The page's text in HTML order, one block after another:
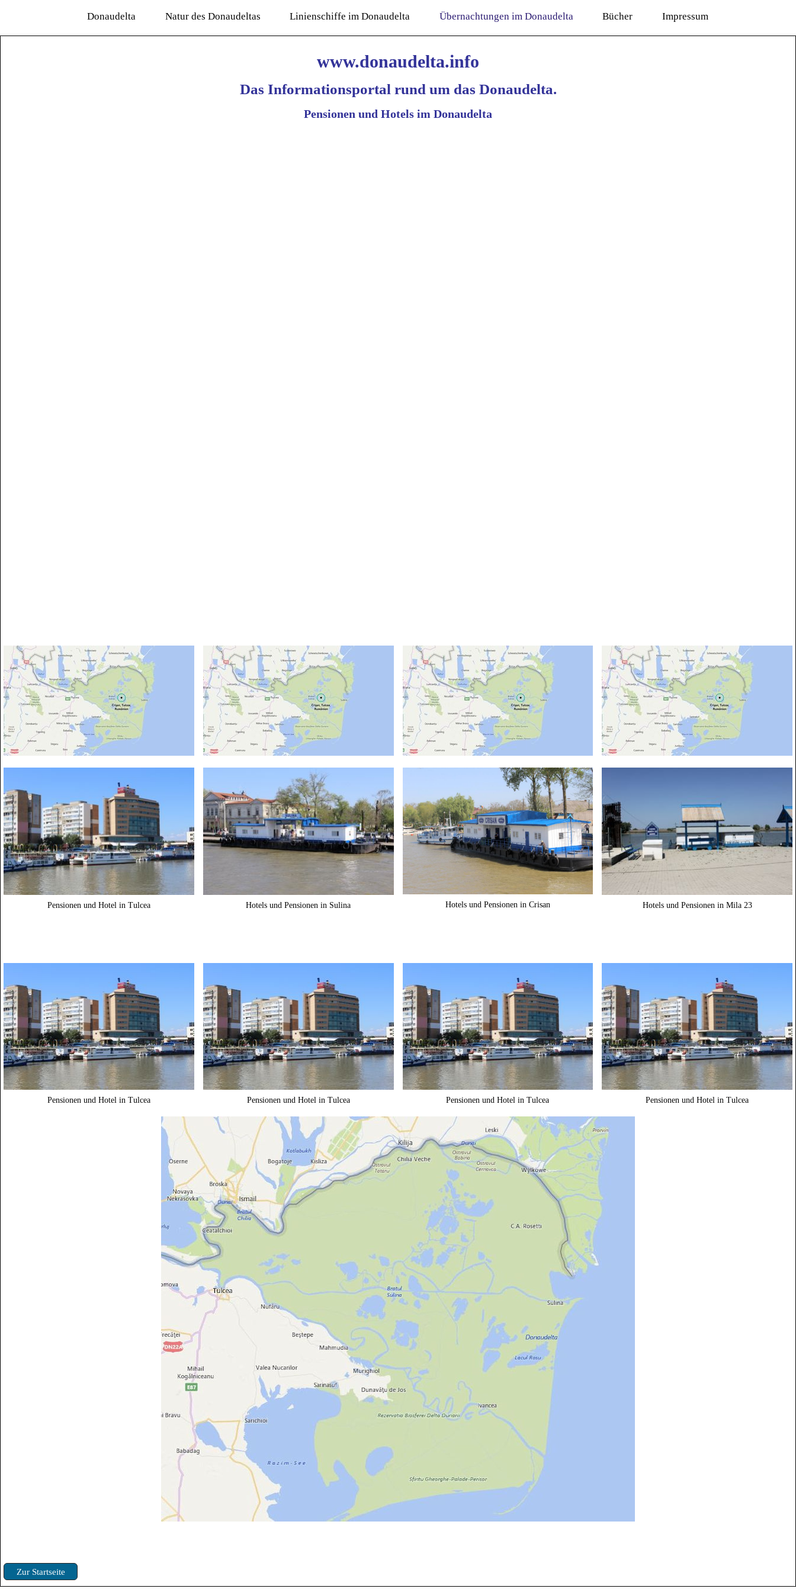
Donaudelta Natur des Donaudeltas Linienschiffe im Donaudelta Übernachtungen im Donaudelta Bücher Impressum
www.donaudelta.info
Das Informationsportal rund um das Donaudelta.
Pensionen und Hotels im Donaudelta
Pensionen und Hotel in Tulcea Hotels und Pensionen in Sulina Hotels und Pensionen in Crisan Hotels und Pensionen in Mila 23
Pensionen und Hotel in Tulcea Pensionen und Hotel in Tulcea Pensionen und Hotel in Tulcea Pensionen und Hotel in Tulcea
Zur Startseite